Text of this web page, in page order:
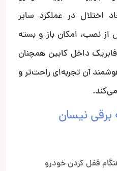
اختلال در عملکرد سایر
نصب، امکان باز و بسته
داخل کابین همچنان
آن تجربه‌ای راحت‌تر و
می‌کند.
نیسان
قفل کردن خودرو